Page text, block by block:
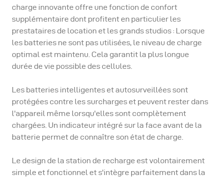
charge innovante offre une fonction de confort
supplémentaire dont profitent en particulier les
prestataires de location et les grands studios : Lorsque
les batteries ne sont pas utilisées, le niveau de charge
optimal est maintenu. Cela garantit la plus longue
durée de vie possible des cellules.
Les batteries intelligentes et autosurveillées sont
protégées contre les surcharges et peuvent rester dans
l'appareil même lorsqu'elles sont complètement
chargées. Un indicateur intégré sur la face avant de la
batterie permet de connaître son état de charge.
Le design de la station de recharge est volontairement
simple et fonctionnel et s'intègre parfaitement dans la